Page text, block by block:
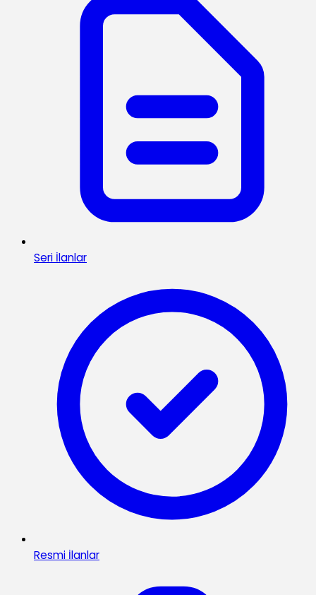
Seri İlanlar
Resmi İlanlar